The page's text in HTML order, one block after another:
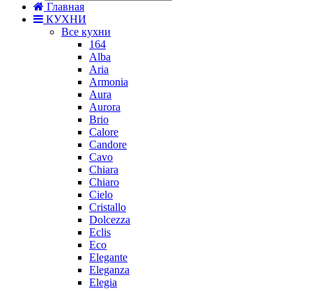
Главная
КУХНИ
Все кухни
164
Alba
Aria
Armonia
Aura
Aurora
Brio
Calore
Candore
Cavo
Chiara
Chiaro
Cielo
Cristallo
Dolcezza
Eclis
Eco
Elegante
Eleganza
Elegia